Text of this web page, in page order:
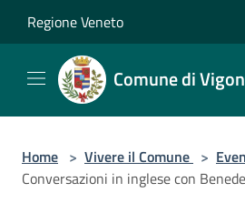
Regione Veneto
Comune di
Home > Vivere il Comune >
Conversazioni in inglese con